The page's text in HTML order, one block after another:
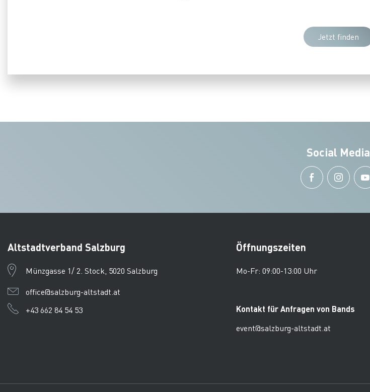
Jetzt finden
Social Media
Altstadtverband Salzburg
Münzgasse 1/ 2. Stock, 5020 Salzburg
office@salzburg-altstadt.at
+43 662 84 54 53
Öffnungszeiten
Mo-Fr: 09:00-13:00 Uhr
Kontakt für Anfragen von Bands
event@salzburg-altstadt.at